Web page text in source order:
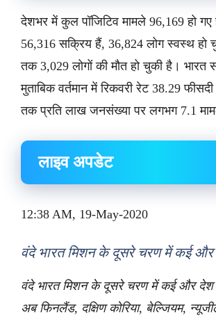
देशभर में कुल पॉजिटिव मामले 96,169 हो
56,316 सक्रिय हैं, 36,824 लोग स्वस्थ
तक 3,029 लोगों की मौत हो चुकी है। भारत
मुताबिक वर्तमान में रिकवरी रेट 38.29
तक प्रति लाख जनसंख्या पर लगभग 7.1
लाइव अपडेट
12:38 AM, 19-May-2020
वंदे भारत मिशन के दूसरे चरण में कई
वंदे भारत मिशन के दूसरे चरण में कई और देश
अब फिनलैंड, दक्षिण कोरिया, बेल्जियम,